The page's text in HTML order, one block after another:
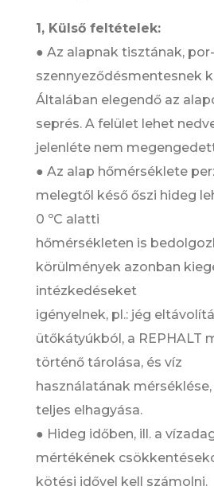
1, Külső feltételek:
● Az alapnak tisztának,
szennyeződésmentesnek
Általában elegendő az
seprés. A felület lehet
jelenléte nem
● Az alap hőmérséklete
melegtől késő őszi hideg
0 ºC alatti
hőmérsékleten is
körülmények azonban
intézkedéseket
igényelnek, pl.: jég
ütőkátyúkból, a REPHALT
történő tárolása, és víz
használatának
teljes elhagyása.
● Hideg időben, ill. a
mértékének
kötési idővel kell számolni.